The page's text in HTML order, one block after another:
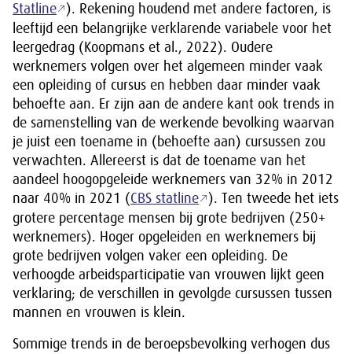
Statline
). Rekening houdend met andere factoren, is
leeftijd een belangrijke verklarende variabele voor het
leergedrag (Koopmans et al., 2022). Oudere
werknemers volgen over het algemeen minder vaak
een opleiding of cursus en hebben daar minder vaak
behoefte aan. Er zijn aan de andere kant ook trends in
de samenstelling van de werkende bevolking waarvan
je juist een toename in (behoefte aan) cursussen zou
verwachten. Allereerst is dat de toename van het
aandeel hoogopgeleide werknemers van 32% in 2012
naar 40% in 2021 (CBS statline
). Ten tweede het iets
grotere percentage mensen bij grote bedrijven (250+
werknemers). Hoger opgeleiden en werknemers bij
grote bedrijven volgen vaker een opleiding. De
verhoogde arbeidsparticipatie van vrouwen lijkt geen
verklaring; de verschillen in gevolgde cursussen tussen
mannen en vrouwen is klein.
Sommige trends in de beroepsbevolking verhogen dus